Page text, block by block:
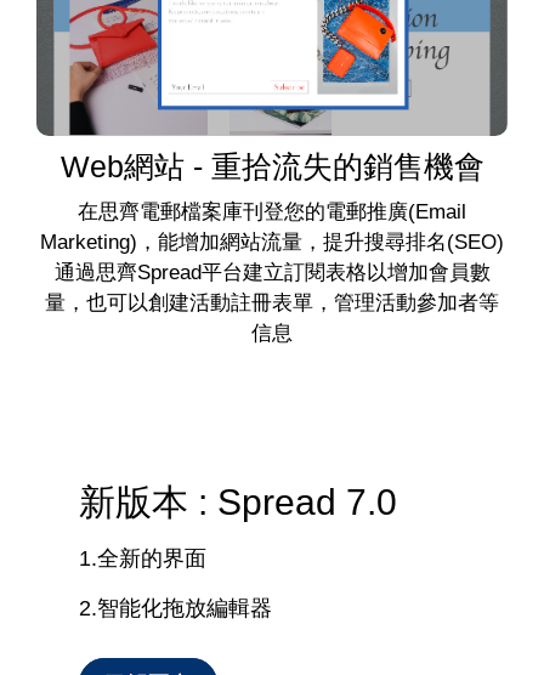
Web網站 - 重拾流失的銷售機會
在思齊電郵檔案庫刊登您的電郵推廣(Email
Marketing)，能增加網站流量，提升搜尋排名(SEO)
通過思齊Spread平台建立訂閱表格以增加會員數
量，也可以創建活動註冊表單，管理活動參加者等
信息
新版本 : Spread 7.0
1.全新的界面
2.智能化拖放編輯器